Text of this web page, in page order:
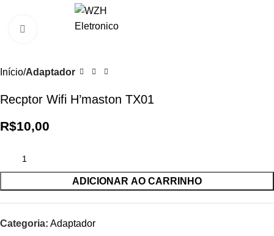
Clique para ampliar
Início Adaptador
Recptor Wifi H’maston TX01
R$10,00
ADICIONAR AO CARRINHO
Categoria: Adaptador